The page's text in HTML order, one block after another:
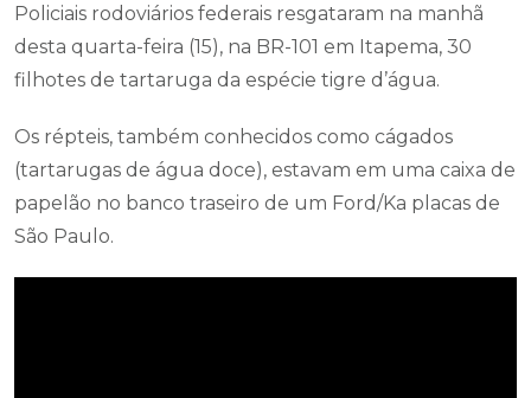
Policiais rodoviários federais resgataram na manhã
desta quarta-feira (15), na BR-101 em Itapema, 30
filhotes de tartaruga da espécie tigre d’água.
Os répteis, também conhecidos como cágados
(tartarugas de água doce), estavam em uma caixa de
papelão no banco traseiro de um Ford/Ka placas de
São Paulo.